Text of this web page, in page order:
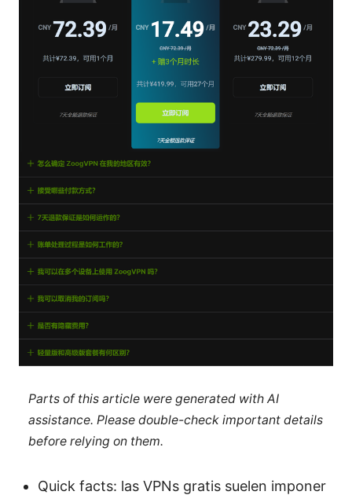
Parts of this article were generated with AI
assistance. Please double-check important details
before relying on them.
Quick facts: las VPNs gratis suelen imponer